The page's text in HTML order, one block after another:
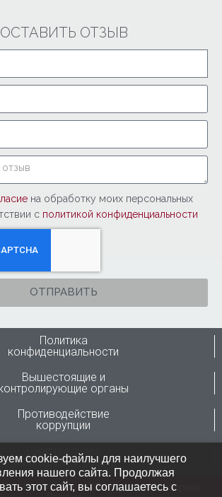
ОСТАВИТЬ ОТЗЫВ
на обработку моих персональных
с политикой конфиденциальности
ОТПРАВИТЬ
Политика
конфиденциальности
Вышестоящие и
органы
Противодействие
коррупции
Горячая линия
Минздрава России
“ННИИТО им. Я.Л.Цивьяна” Минздрава
cookie-файлы для наилучшего
нашего сайта. Продолжая
этот сайт, вы соглашаетесь с